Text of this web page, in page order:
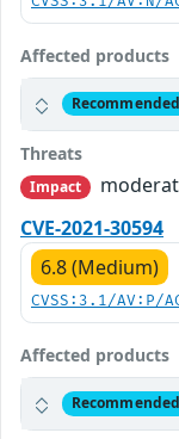
Affected products
Recommended
Threats
Impact
CVE-2021-30594
6.8 (Medium)
CVSS:3.1/AV:P/
Affected products
Recommended